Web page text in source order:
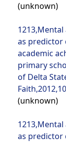
(unknown)
1213,Mental ability and attitude as predictor of students academic achievement in primary schools in Sapele LGA of Delta State ,Ivongbe Ese Faith,2012,10/HEC/
(unknown)
1213,Mental ability and attitude as predictor of students academic achievement in primary schools in Sapele LGA of Delta State ,Ivongbe Ese Faith,2012,10/HEC/